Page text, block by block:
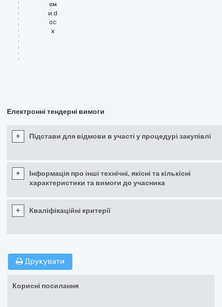
ям
и.d
oc
x
Електронні тендерні вимоги
+ Підстави для відмови в участі у процедурі закупівлі
+
Інформація про інші технічні, якісні та кількісні
характеристики та вимоги до учасника
+ Кваліфікаційні критерії
Друкувати
Корисні посилання